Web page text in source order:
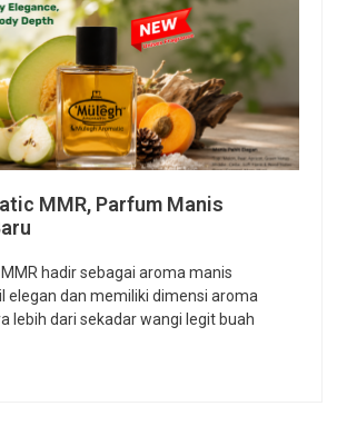
MMR, Parfum Manis
hadir sebagai aroma manis
elegan dan memiliki dimensi aroma
lebih dari sekadar wangi legit buah